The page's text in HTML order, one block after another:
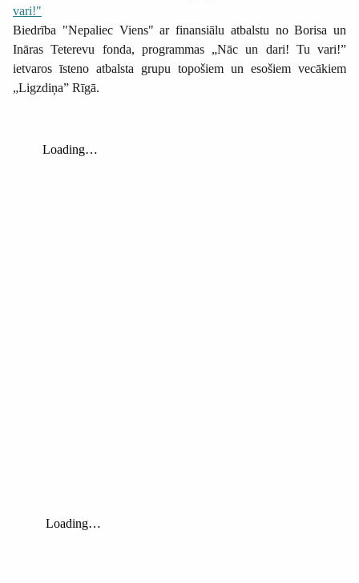
vari!"
Biedrība "Nepaliec Viens" ar finansiālu atbalstu no Borisa un
Ināras Teterevu fonda, programmas „Nāc un dari! Tu vari!”
ietvaros īsteno atbalsta grupu topošiem un esošiem vecākiem
„Ligzdiņa” Rīgā.